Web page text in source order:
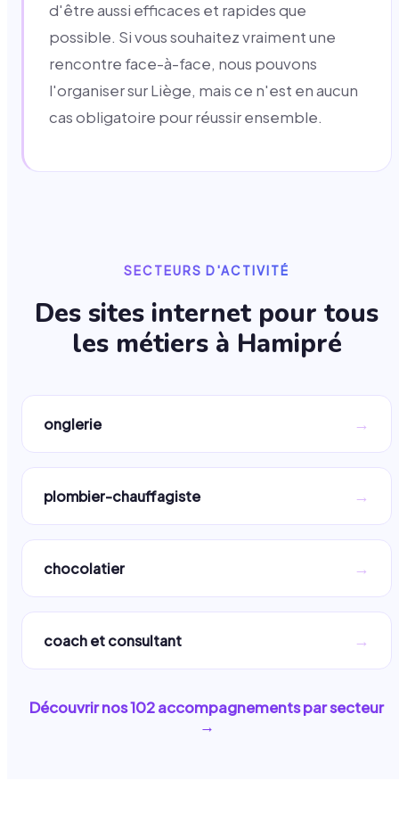
d'être aussi efficaces et rapides que
possible. Si vous souhaitez vraiment une
rencontre face-à-face, nous pouvons
l'organiser sur Liège, mais ce n'est en aucun
cas obligatoire pour réussir ensemble.
SECTEURS D'ACTIVITÉ
Des sites internet pour tous
les métiers à Hamipré
onglerie →
plombier-chauffagiste →
chocolatier →
coach et consultant →
Découvrir nos102accompagnements par secteur
→